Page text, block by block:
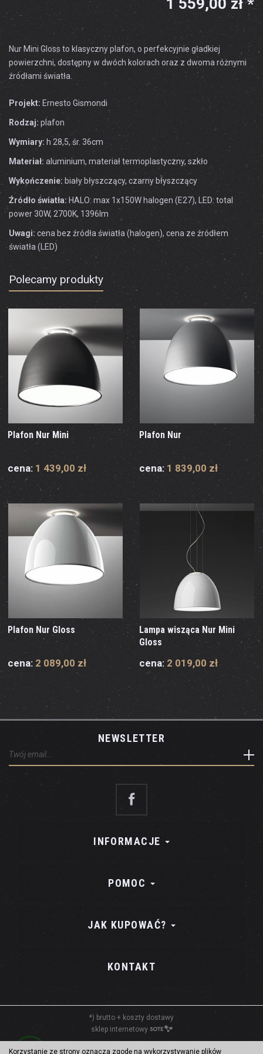
1 559,00 zł *
Nur Mini Gloss to klasyczny plafon, o perfekcyjnie gładkiej
powierzchni, dostępny w dwóch kolorach oraz z dwoma różnymi
źródłami światła.
Projekt: Ernesto Gismondi
Rodzaj: plafon
Wymiary: h 28,5, śr. 36cm
Materiał: aluminium, materiał termoplastyczny, szkło
Wykończenie: biały błyszczący, czarny błyszczący
Źródło światła: HALO: max 1x150W halogen (E27), LED: total
power 30W, 2700K, 1396lm
Uwagi: cena bez źródła światła (halogen), cena ze źródłem
światła (LED)
Polecamy produkty
Plafon Nur Mini
cena: 1 439,00 zł
Plafon Nur
cena: 1 839,00 zł
Plafon Nur Gloss
cena: 2 089,00 zł
Lampa wisząca Nur Mini
Gloss
cena: 2 019,00 zł
NEWSLETTER
INFORMACJE
POMOC
JAK KUPOWAĆ?
KONTAKT
*) brutto + koszty dostawy
sklep internetowy
Korzystanie ze strony oznacza zgodę na wykorzystywanie plików